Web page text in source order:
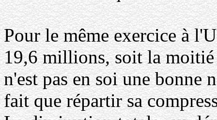
Pour le même exercice à
19,6 millions, soit la
n'est pas en soi une bonne
fait que répartir sa